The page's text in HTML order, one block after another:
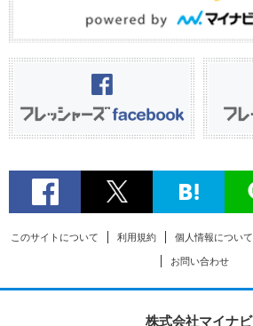
このサイトについて 利用規約 個人情報について
お問い合わせ
株式会社マイナビ